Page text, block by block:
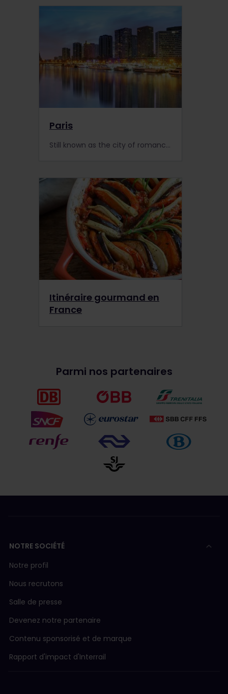
Paris
Still known as the city of romance for lovers and adventurers, Paris is a one-stop destination for the train travellers in Europe. With an Interrail Pass, you can see the best places Paris has to offer and get local tips from fellow train travellers across Europe.
Itinéraire gourmand en
France
Parmi nos partenaires
NOTRE SOCIÉTÉ
Notre profil
Nous recrutons
Salle de presse
Devenez notre partenaire
Contenu sponsorisé et de marque
Rapport d'impact d'Interrail